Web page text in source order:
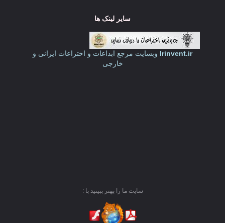
سایر لینک ها
Irinvent.irوبسایت مرجع ابداعات و اختراعات ایرانی و
خارجی
سایت ما را بهتر ببینید با :